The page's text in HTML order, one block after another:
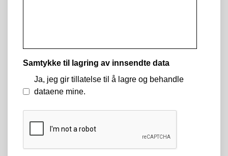
Samtykke til lagring av innsendte data
Ja, jeg gir tillatelse til å lagre og behandle
dataene mine.